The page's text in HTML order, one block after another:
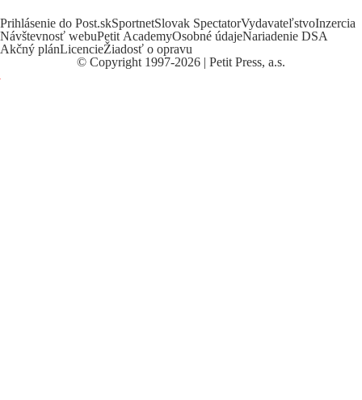
Prihlásenie do Post.skSportnetSlovak SpectatorVydavateľstvoInzercia
Návštevnosť webuPetit AcademyOsobné údajeNariadenie DSA
Akčný plánLicencieŽiadosť o opravu
© Copyright 1997-2026 | Petit Press, a.s.